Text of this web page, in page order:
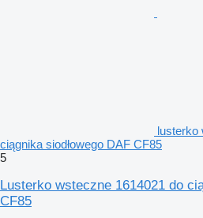
lusterko
ciągnika siodłowego DAF CF85
5
Lusterko wsteczne 1614021 do
CF85